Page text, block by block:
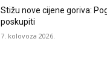
Stižu nove cijene goriva:
poskupiti
7. kolovoza 2026.